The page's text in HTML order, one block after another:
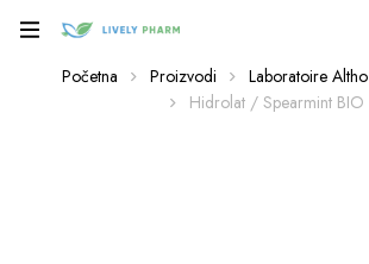
Početna Proizvodi Laboratoire Altho
Hidrolat / Spearmint BIO